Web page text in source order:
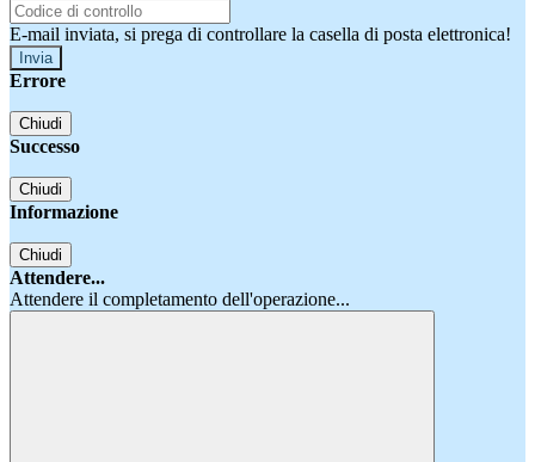
E-mail inviata, si prega di controllare la casella di posta elettronica!
Errore
Chiudi
Successo
Chiudi
Informazione
Chiudi
Attendere...
Attendere il completamento dell'operazione...